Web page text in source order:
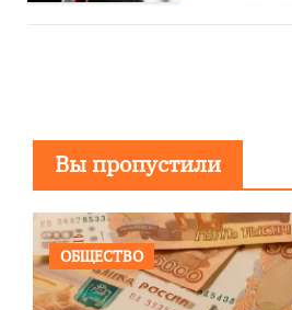
Вы пропустили
ОБЩЕСТВО